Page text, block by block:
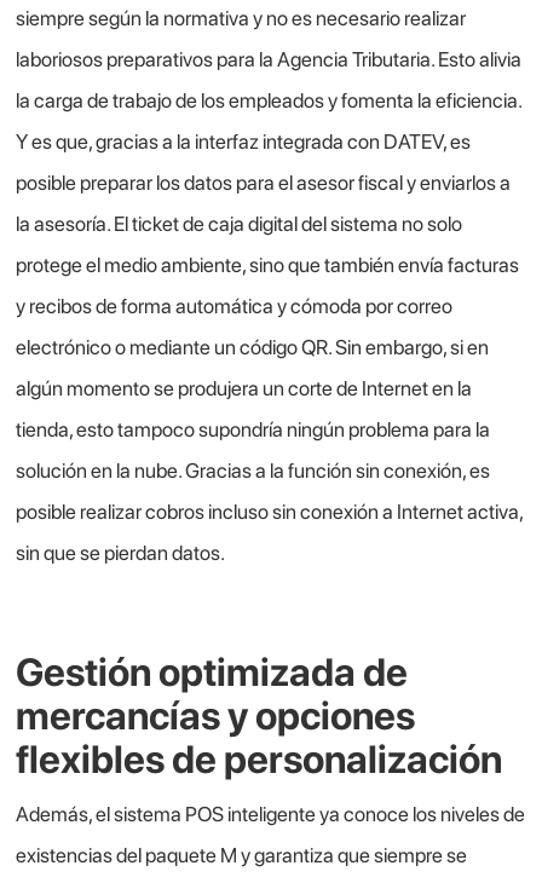
siempre según la normativa y no es necesario realizar
laboriosos preparativos para la Agencia Tributaria. Esto alivia
la carga de trabajo de los empleados y fomenta la eficiencia.
Y es que, gracias a la interfaz integrada con DATEV, es
posible preparar los datos para el asesor fiscal y enviarlos a
la asesoría. El ticket de caja digital del sistema no solo
protege el medio ambiente, sino que también envía facturas
y recibos de forma automática y cómoda por correo
electrónico o mediante un código QR. Sin embargo, si en
algún momento se produjera un corte de Internet en la
tienda, esto tampoco supondría ningún problema para la
solución en la nube. Gracias a la función sin conexión, es
posible realizar cobros incluso sin conexión a Internet activa,
sin que se pierdan datos.
Gestión optimizada de
mercancías y opciones
flexibles de personalización
Además, el sistema POS inteligente ya conoce los niveles de
existencias del paquete M y garantiza que siempre se